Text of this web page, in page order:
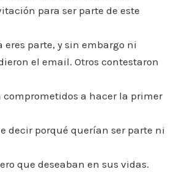
para ser parte de este
eres parte, y sin embargo ni
el email. Otros contestaron
comprometidos a hacer la primer
decir porqué querían ser parte ni
que deseaban en sus vidas.